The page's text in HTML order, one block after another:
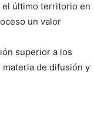
el último territorio en
un valor
superior a los
de difusión y